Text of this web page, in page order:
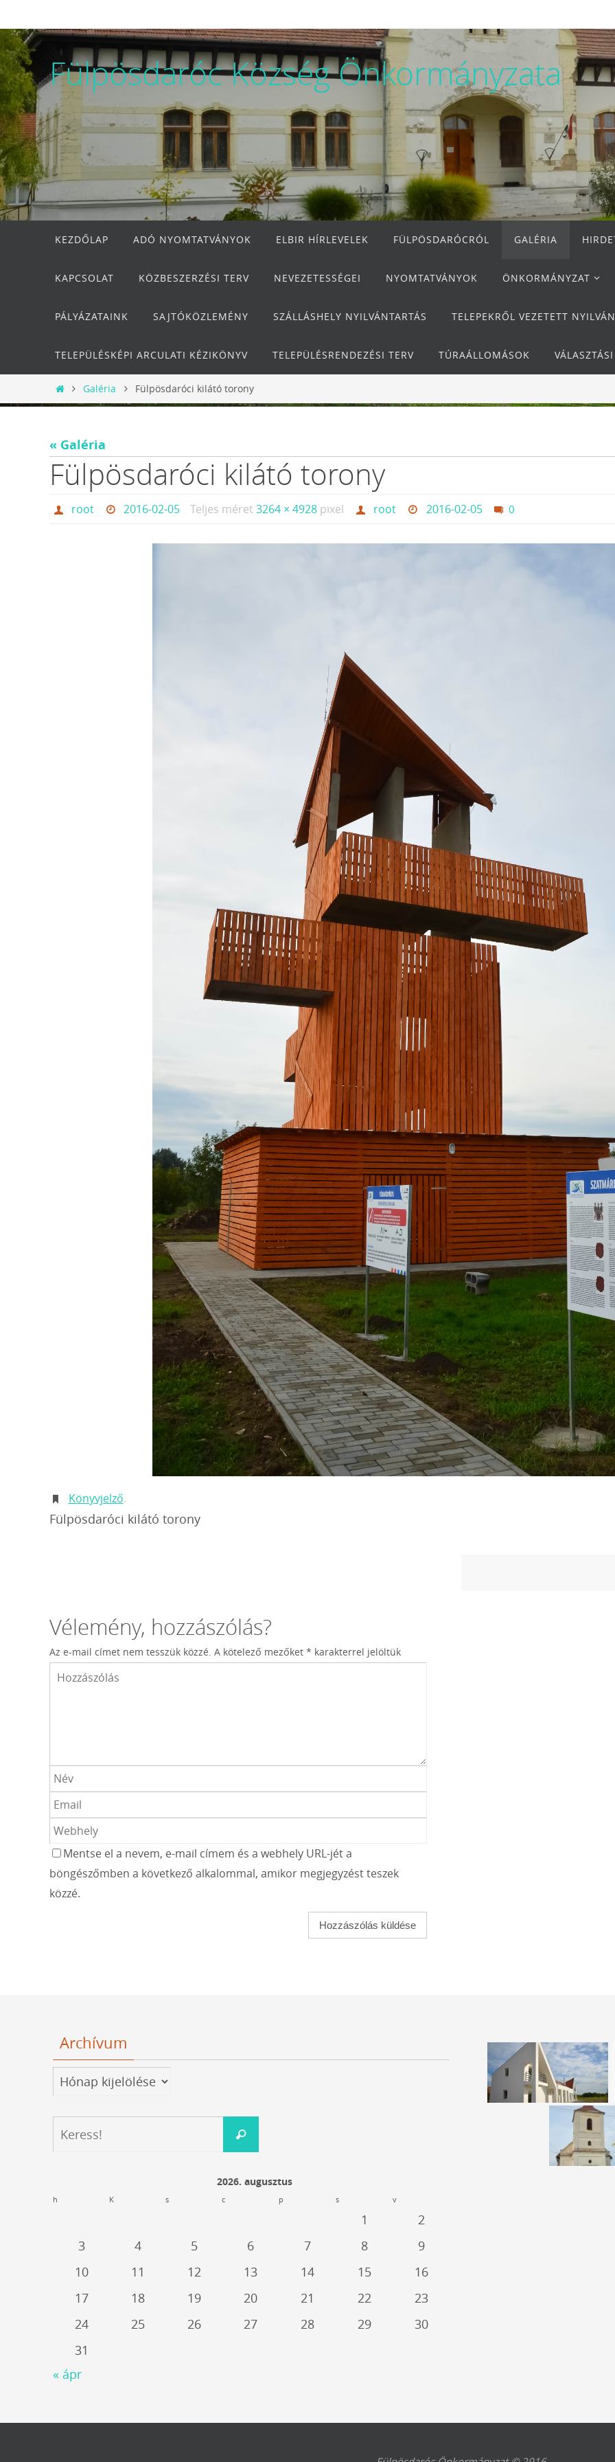
Fülpösdaróc Község Önkormányzata
KEZDŐLAP
ADÓ NYOMTATVÁNYOK ELBIR HÍRLEVELEK FÜLPÖSDARÓCRÓL GALÉRIA
KAPCSOLAT KÖZBESZERZÉSI TERV NEVEZETESSÉGEI NYOMTATVÁNYOK ÖNKORMÁNYZAT
PÁLYÁZATAINK SAJTÓKÖZLEMÉNY SZÁLLÁSHELY NYILVÁNTARTÁS TELEPEKRŐL VEZETETT
TELEPÜLÉSKÉPI ARCULATI KÉZIKÖNYV TELEPÜLÉSRENDEZÉSI TERV TÚRAÁLLOMÁSOK
Otthon
Galéria Fülpösdaróci kilátó torony
« Galéria
Fülpösdaróci kilátó torony
root 2016-02-05 Teljes méret3264 × 4928 pixel root 2016-02-05 0
Könyvjelző.
Fülpösdaróci kilátó torony
Vélemény, hozzászólás?
Az e-mail címet nem tesszük közzé. A kötelező mezőket * karakterrel jelöltük
Mentse el a nevem, e-mail címem és a webhely URL-jét a
böngészőmben a következő alkalommal, amikor megjegyzést teszek
közzé.
Archívum
Archívum
Keress!
2026. augusztus
h K s c p s v
1
2
3
4 5 6 7 8
9
10
11 12 13 14 15
16
17
18 19 20 21 22
23
24
25 26 27 28 29
30
31
« ápr